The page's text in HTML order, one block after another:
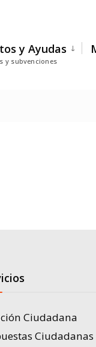
y Ayudas
y subvenciones
Ciudadana
Ciudadanas